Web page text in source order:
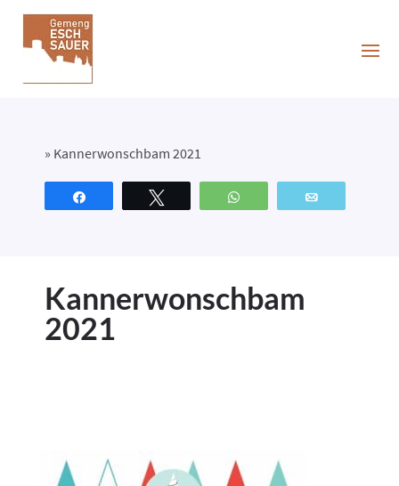
» Kannerwonschbam 2021
WhatsApp
Kannerwonschbam
2021